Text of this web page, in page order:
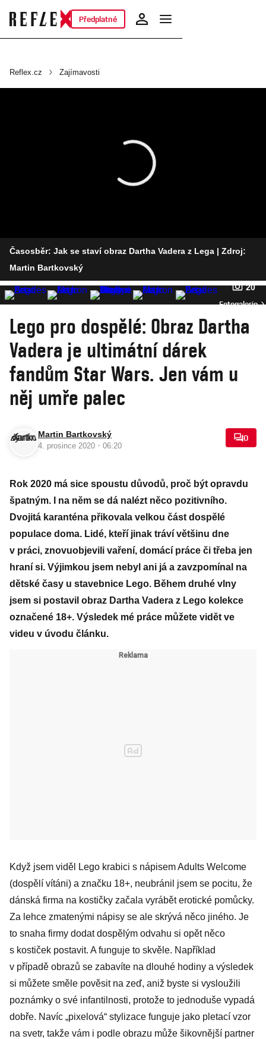
Předplatné
Reflex.cz Zajímavosti
Časosběr: Jak se staví obraz Dartha Vadera z Lega | Zdroj:
Martin Bartkovský
20
Fotogalerie
Lego pro dospělé: Obraz Dartha
Vadera je ultimátní dárek
fandům Star Wars. Jen vám u
něj umře palec
Martin Bartkovský
4. prosince 2020 · 06:20
0
Rok 2020 má sice spoustu důvodů, proč být opravdu
špatným. I na něm se dá nalézt něco pozitivního.
Dvojitá karanténa přikovala velkou část dospělé
populace doma. Lidé, kteří jinak tráví většinu dne
v práci, znovuobjevili vaření, domácí práce či třeba jen
hraní si. Výjimkou jsem nebyl ani já a zavzpomínal na
dětské časy u stavebnice Lego. Během druhé vlny
jsem si postavil obraz Dartha Vadera z Lego kolekce
označené 18+. Výsledek mé práce můžete vidět ve
videu v úvodu článku.
Když jsem viděl Lego krabici s nápisem Adults Welcome
(dospělí vítáni) a značku 18+, neubránil jsem se pocitu, že
dánská firma na kostičky začala vyrábět erotické pomůcky.
Za lehce zmatenými nápisy se ale skrývá něco jiného. Je
to snaha firmy dodat dospělým odvahu si opět něco
s kostiček postavit. A funguje to skvěle. Například
v případě obrazů se zabavíte na dlouhé hodiny a výsledek
si můžete směle pověsit na zeď, aniž byste si vysloužili
poznámky o své infantilnosti, protože to jednoduše vypadá
dobře. Navíc „pixelová“ stylizace funguje jako pletací vzor
na svetr, takže vám i podle obrazu může šikovnější partner